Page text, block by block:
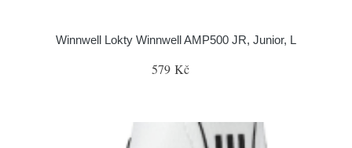
Winnwell Lokty Winnwell AMP500 JR, Junior, L
579 Kč